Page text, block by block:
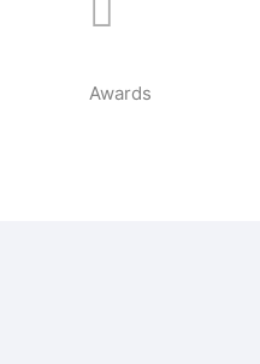
Awards